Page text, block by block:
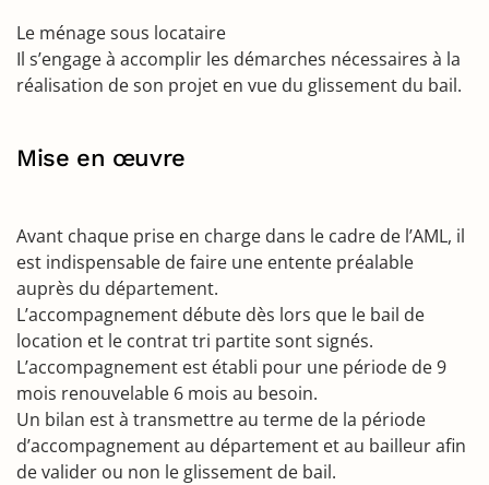
Le ménage sous locataire
Il s’engage à accomplir les démarches nécessaires à la
réalisation de son projet en vue du glissement du bail.
Mise en œuvre
Avant chaque prise en charge dans le cadre de l’AML, il
est indispensable de faire une entente préalable
auprès du département.
L’accompagnement débute dès lors que le bail de
location et le contrat tri partite sont signés.
L’accompagnement est établi pour une période de 9
mois renouvelable 6 mois au besoin.
Un bilan est à transmettre au terme de la période
d’accompagnement au département et au bailleur afin
de valider ou non le glissement de bail.